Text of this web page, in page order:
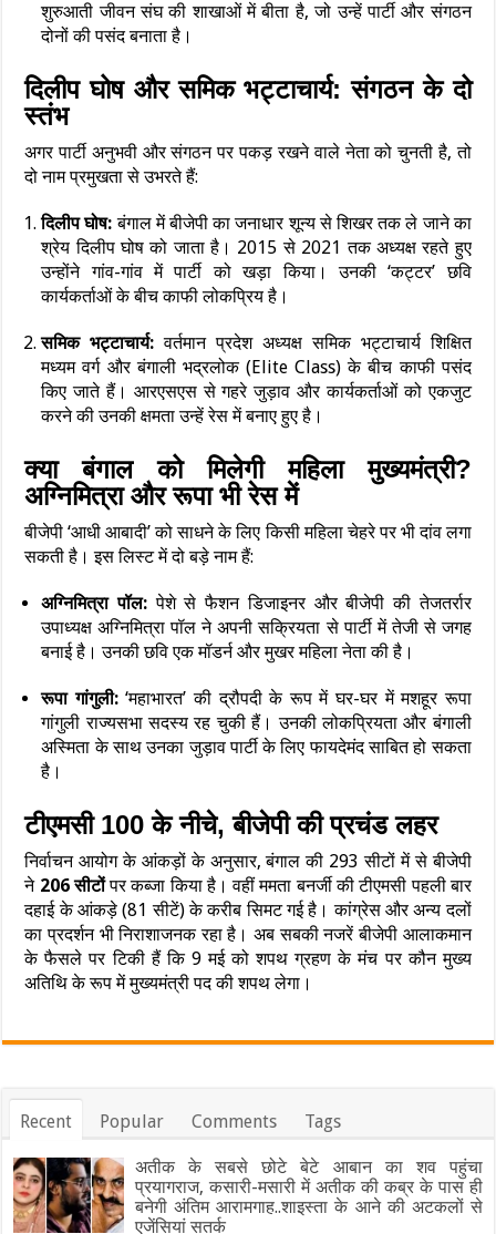
शुरुआती जीवन संघ की शाखाओं में बीता है, जो उन्हें पार्टी और संगठन
दोनों की पसंद बनाता है।
दिलीप घोष और समिक भट्टाचार्य: संगठन के दो
स्तंभ
अगर पार्टी अनुभवी और संगठन पर पकड़ रखने वाले नेता को चुनती है, तो
दो नाम प्रमुखता से उभरते हैं:
दिलीप घोष: बंगाल में बीजेपी का जनाधार शून्य से शिखर तक ले जाने का
श्रेय दिलीप घोष को जाता है। 2015 से 2021 तक अध्यक्ष रहते हुए
उन्होंने गांव-गांव में पार्टी को खड़ा किया। उनकी ‘कट्टर’ छवि
कार्यकर्ताओं के बीच काफी लोकप्रिय है।
समिक भट्टाचार्य: वर्तमान प्रदेश अध्यक्ष समिक भट्टाचार्य शिक्षित
मध्यम वर्ग और बंगाली भद्रलोक (Elite Class) के बीच काफी पसंद
किए जाते हैं। आरएसएस से गहरे जुड़ाव और कार्यकर्ताओं को एकजुट
करने की उनकी क्षमता उन्हें रेस में बनाए हुए है।
क्या बंगाल को मिलेगी महिला मुख्यमंत्री?
अग्निमित्रा और रूपा भी रेस में
बीजेपी ‘आधी आबादी’ को साधने के लिए किसी महिला चेहरे पर भी दांव लगा
सकती है। इस लिस्ट में दो बड़े नाम हैं:
अग्निमित्रा पॉल:पेशे से फैशन डिजाइनर और बीजेपी की तेजतर्रार
उपाध्यक्ष अग्निमित्रा पॉल ने अपनी सक्रियता से पार्टी में तेजी से जगह
बनाई है। उनकी छवि एक मॉडर्न और मुखर महिला नेता की है।
रूपा गांगुली:‘महाभारत’ की द्रौपदी के रूप में घर-घर में मशहूर रूपा
गांगुली राज्यसभा सदस्य रह चुकी हैं। उनकी लोकप्रियता और बंगाली
अस्मिता के साथ उनका जुड़ाव पार्टी के लिए फायदेमंद साबित हो सकता
है।
टीएमसी 100 के नीचे, बीजेपी की प्रचंड लहर
निर्वाचन आयोग के आंकड़ों के अनुसार, बंगाल की 293 सीटों में से बीजेपी
ने 206 सीटोंपर कब्जा किया है। वहीं ममता बनर्जी की टीएमसी पहली बार
दहाई के आंकड़े (81 सीटें) के करीब सिमट गई है। कांग्रेस और अन्य दलों
का प्रदर्शन भी निराशाजनक रहा है। अब सबकी नजरें बीजेपी आलाकमान
के फैसले पर टिकी हैं कि 9 मई को शपथ ग्रहण के मंच पर कौन मुख्य
अतिथि के रूप में मुख्यमंत्री पद की शपथ लेगा।
Recent Popular Comments Tags
अतीक के सबसे छोटे बेटे आबान का शव पहुंचा
प्रयागराज, कसारी-मसारी में अतीक की कब्र के पास ही
बनेगी अंतिम आरामगाह..शाइस्ता के आने की अटकलों से
एजेंसियां सतर्क